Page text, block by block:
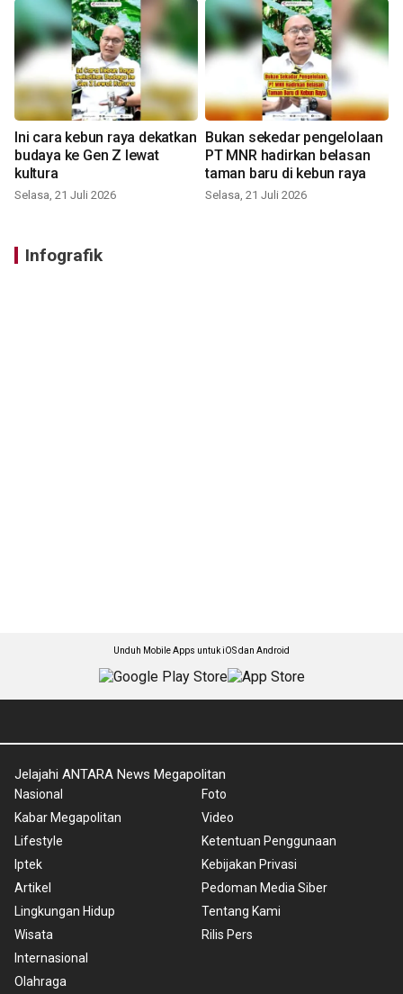
Ini cara kebun raya dekatkan
budaya ke Gen Z lewat
kultura
Selasa, 21 Juli 2026
Bukan sekedar pengelolaan
PT MNR hadirkan belasan
taman baru di kebun raya
Selasa, 21 Juli 2026
Infografik
Unduh Mobile Apps untuk iOS dan Android
Jelajahi ANTARA News Megapolitan
Nasional
Kabar Megapolitan
Lifestyle
Iptek
Artikel
Lingkungan Hidup
Wisata
Internasional
Olahraga
Foto
Video
Ketentuan Penggunaan
Kebijakan Privasi
Pedoman Media Siber
Tentang Kami
Rilis Pers